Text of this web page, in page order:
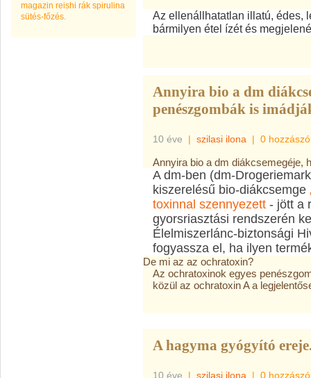
magazin reishi rák spirulina
sütés-főzés.
Az ellenállhatatlan illatú, édes,
bármilyen étel ízét és
Annyira bio a dm
penészgombák is
10 éve | szilasi ilona | 0
Annyira bio a dm diákcsemegéje,
A dm-ben (dm-
kiszerelésű bio-diákcsemge
toxinnal szennyezett - jött a
gyorsriasztási rendszerén
Élelmiszerlánc-biztonsági
fogyassza el, ha ilyen
De mi az az ochratoxin?
Az ochratoxinok egyes
közül az ochratoxin A a
A hagyma gyógyító
10 éve | szilasi ilona | 0